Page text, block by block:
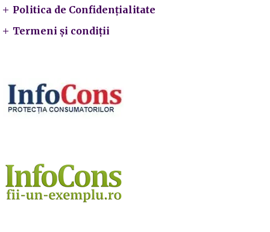
Politica de Confidențialitate
Termeni și condiții